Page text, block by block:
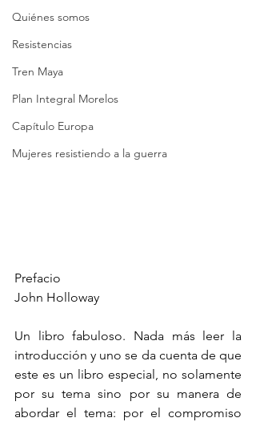
Quiénes somos
Resistencias
Tren Maya
Plan Integral Morelos
Capítulo Europa
Mujeres resistiendo a la guerra
Prefacio
John Holloway
Un libro fabuloso. Nada más leer la
introducción y uno se da cuenta de que
este es un libro especial, no solamente
por su tema sino por su manera de
abordar el tema: por el compromiso